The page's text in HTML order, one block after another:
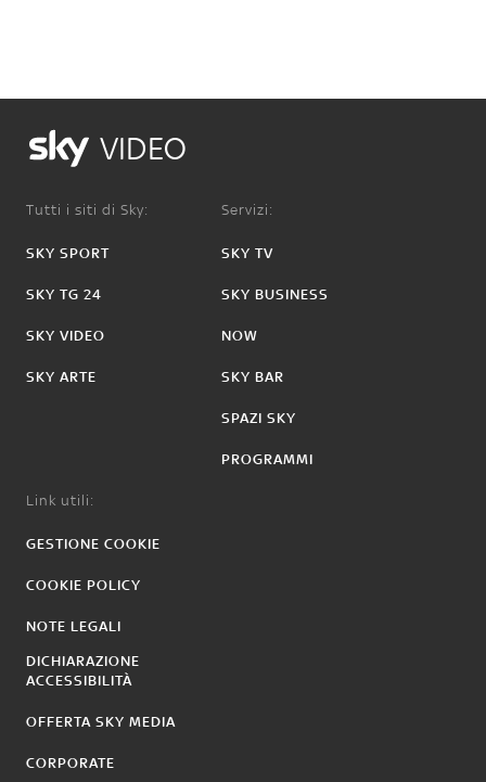
VIDEO
Tutti i siti di Sky:
SKY SPORT
SKY TG 24
SKY VIDEO
SKY ARTE
Servizi:
SKY TV
SKY BUSINESS
NOW
SKY BAR
SPAZI SKY
PROGRAMMI
Link utili:
GESTIONE COOKIE
COOKIE POLICY
NOTE LEGALI
DICHIARAZIONE
ACCESSIBILITÀ
OFFERTA SKY MEDIA
CORPORATE